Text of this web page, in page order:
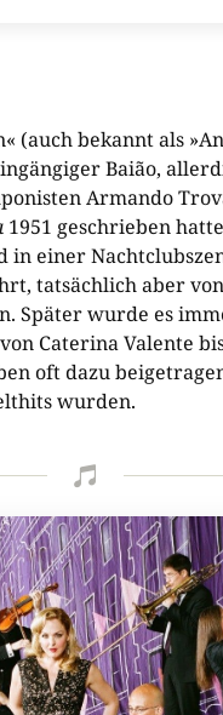
(auch bekannt als
Baião,
Armando
1951 geschrieben
in einer
tatsächlich aber
Später wurde es
Caterina Valente
oft dazu
wurden.
